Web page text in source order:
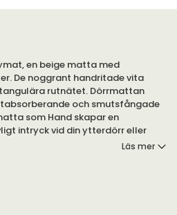
en beige matta med
De noggrant handritade vita
rutnätet. Dörrmattan
och smutsfångade
som Hand skapar en
intryck vid din ytterdörr eller
Läs mer